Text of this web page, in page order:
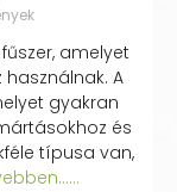
amelyet
A
gyakran
és
típusa van,